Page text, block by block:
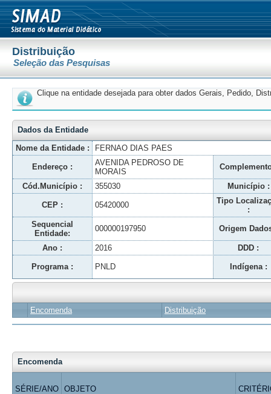
Distribuição
Seleção das Pesquisas
Clique na entidade desejada para obter dados Gerais, Pedido,
Dados da Entidade
Nome da Entidade :
FERNAO DIAS PAES
Endereço :
AVENIDA PEDROSO DE
MORAIS
Cód.Município : 355030 Município :
CEP : 05420000
Tipo
:
Sequencial
Entidade:
000000197950 Origem
Ano : 2016 DDD :
Programa : PNLD Indígena :
Encomenda Distribuição
Encomenda
SÉRIE/ANO OBJETO